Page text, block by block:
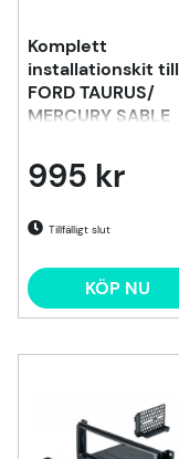
Komplett
installationskit till
FORD TAURUS/
MERCURY SABLE
995 kr
Tillfälligt slut
KÖP NU